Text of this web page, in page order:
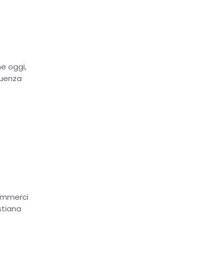
oggi,